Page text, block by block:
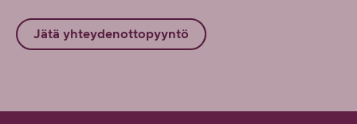
Jätä yhteydenottopyyntö